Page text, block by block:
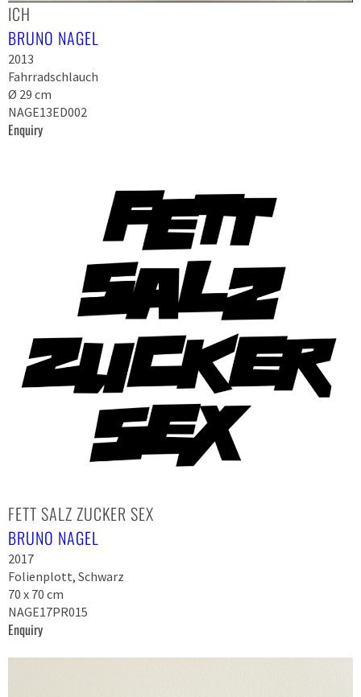
ICH
BRUNO NAGEL
2013
Fahrradschlauch
Ø 29 cm
NAGE13ED002
Enquiry
FETT SALZ ZUCKER SEX
BRUNO NAGEL
2017
Folienplott, Schwarz
70 x 70 cm
NAGE17PR015
Enquiry